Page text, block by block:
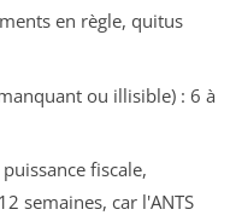
en règle, quitus
ou illisible) : 6 à
fiscale,
semaines, car l'ANTS